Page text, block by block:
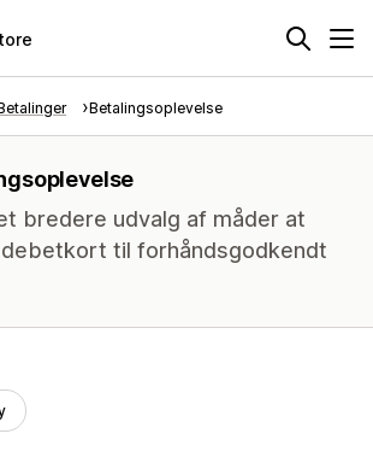
Betalingsoplevelse
bredere udvalg af måder at
debetkort til forhåndsgodkendt